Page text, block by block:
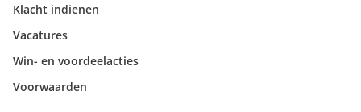
Klacht indienen
Vacatures
Win- en voordeelacties
Voorwaarden